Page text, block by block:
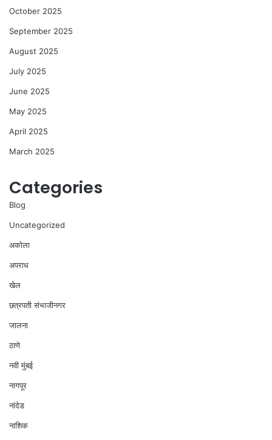
October 2025
September 2025
August 2025
July 2025
June 2025
May 2025
April 2025
March 2025
Categories
Blog
Uncategorized
अकोला
अपराध
खेल
छत्रपती संभाजीनगर
जालना
ठाणे
नवी मुंबई
नागपूर
नांदेड
नाशिक